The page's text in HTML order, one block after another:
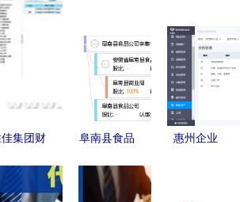
佳集团财
阜南县食品
品站 工商
惠州企业